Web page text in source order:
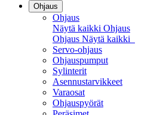
Ohjaus
Ohjaus
Näytä kaikki Ohjaus
Ohjaus Näytä kaikki
Servo-ohjaus
Ohjauspumput
Sylinterit
Asennustarvikkeet
Varaosat
Ohjauspyörät